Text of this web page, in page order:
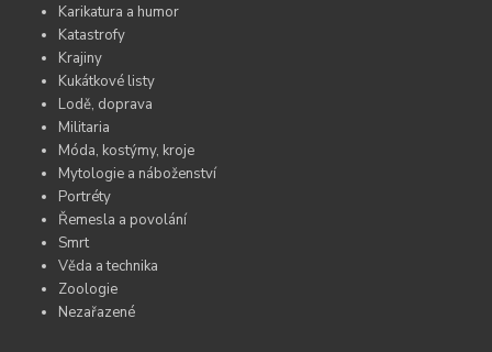
Karikatura a humor
Katastrofy
Krajiny
Kukátkové listy
Lodě, doprava
Militaria
Móda, kostýmy, kroje
Mytologie a náboženství
Portréty
Řemesla a povolání
Smrt
Věda a technika
Zoologie
Nezařazené